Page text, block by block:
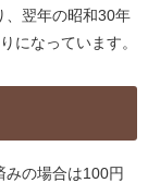
、翌年の昭和30年
になっています。
みの場合は100円